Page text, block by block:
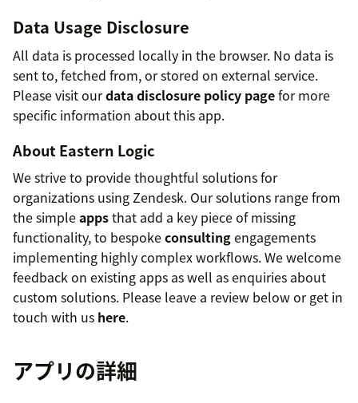
Data Usage Disclosure
All data is processed locally in the browser. No data is
sent to, fetched from, or stored on external service.
Please visit ourdata disclosure policy pagefor more
specific information about this app.
About Eastern Logic
We strive to provide thoughtful solutions for
organizations using Zendesk. Our solutions range from
the simpleappsthat add a key piece of missing
functionality, to bespokeconsultingengagements
implementing highly complex workflows. We welcome
feedback on existing apps as well as enquiries about
custom solutions. Please leave a review below or get in
touch with us here.
アプリの詳細